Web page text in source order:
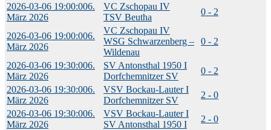
2026-03-06 19:00:006.
März 2026
VC Zschopau IV
TSV Beutha
0 - 2
2026-03-06 19:00:006.
März 2026
VC Zschopau IV
WSG Schwarzenberg –
Wildenau
0 - 2
2026-03-06 19:30:006.
März 2026
SV Antonsthal 1950 I
Dorfchemnitzer SV
0 - 2
2026-03-06 19:30:006.
März 2026
VSV Bockau-Lauter I
Dorfchemnitzer SV
2 - 0
2026-03-06 19:30:006.
März 2026
VSV Bockau-Lauter I
SV Antonsthal 1950 I
2 - 0